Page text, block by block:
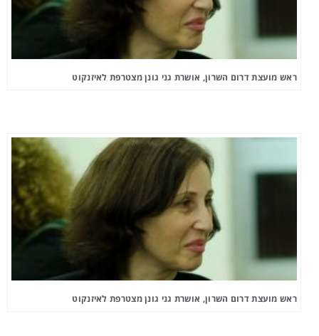
ראש מועצת דרום השרון, אושרת גני גונן מצטרפת לאיזנקוט
ראש מועצת דרום השרון, אושרת גני גונן מצטרפת לאיזנקוט